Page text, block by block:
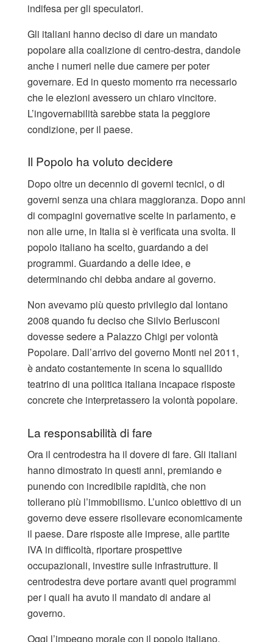
indifesa per gli speculatori.
Gli italiani hanno deciso di dare un mandato
popolare alla coalizione di centro-destra, dandole
anche i numeri nelle due camere per poter
governare. Ed in questo momento rra necessario
che le elezioni avessero un chiaro vincitore.
L’ingovernabilità sarebbe stata la peggiore
condizione, per il paese.
Il Popolo ha voluto decidere
Dopo oltre un decennio di governi tecnici, o di
governi senza una chiara maggioranza. Dopo anni
di compagini governative scelte in parlamento, e
non alle urne, in Italia si è verificata una svolta. Il
popolo italiano ha scelto, guardando a dei
programmi. Guardando a delle idee, e
determinando chi debba andare al governo.
Non avevamo più questo privilegio dal lontano
2008 quando fu deciso che Silvio Berlusconi
dovesse sedere a Palazzo Chigi per volontà
Popolare. Dall’arrivo del governo Monti nel 2011,
è andato costantemente in scena lo squallido
teatrino di una politica italiana incapace risposte
concrete che interpretassero la volontà popolare.
La responsabilità di fare
Ora il centrodestra ha il dovere di fare. Gli italiani
hanno dimostrato in questi anni, premiando e
punendo con incredibile rapidità, che non
tollerano più l’immobilismo. L’unico obiettivo di un
governo deve essere risollevare economicamente
il paese. Dare risposte alle imprese, alle partite
IVA in difficoltà, riportare prospettive
occupazionali, investire sulle infrastrutture. Il
centrodestra deve portare avanti quei programmi
per i quali ha avuto il mandato di andare al
governo.
Oggi l’impegno morale con il popolo italiano,